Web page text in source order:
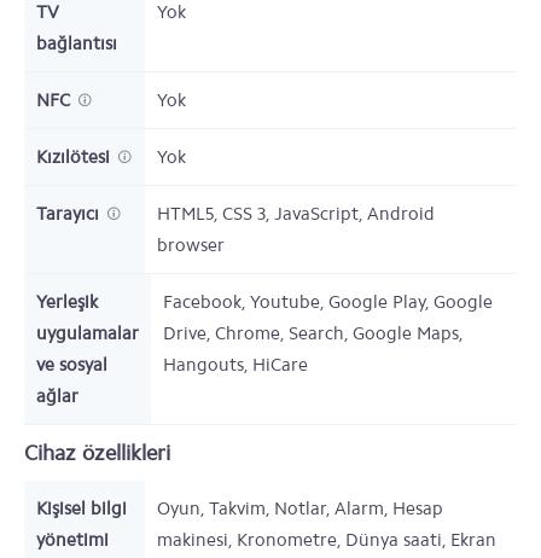
TV
bağlantısı
Yok
NFC Yok
Kızılötesi Yok
Tarayıcı
HTML5, CSS 3, JavaScript, Android
browser
Yerleşik
uygulamalar
ve sosyal
ağlar
Facebook, Youtube, Google Play, Google
Drive, Chrome, Search, Google Maps,
Hangouts, HiCare
Cihaz özellikleri
Kişisel bilgi
yönetimi
Oyun, Takvim, Notlar, Alarm, Hesap
makinesi, Kronometre, Dünya saati, Ekran